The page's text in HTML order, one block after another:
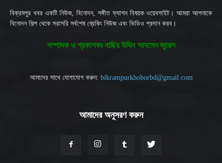
বিক্রমপুর খবর একটি নিউজ, বিনোদন, সঙ্গীত ফ্যাশন বিষয়ক ওয়েবসাইট। আমরা আপনাকে
বিনোদন শিল্প থেকে সরাসরি সর্বশেষ ব্রেকিং নিউজ এবং ভিডিও প্রদান করব।
সম্পাদক ও প্রকাশকঃ নাছির উদ্দিন আহমেদ জুয়েল
আমাদের সাথে যোগাযোগ করুন: bikrampurkhoborbd@gmail.com
আমাদের অনুসরণ করুন